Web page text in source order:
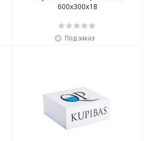
600х300х18
Под заказ